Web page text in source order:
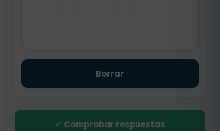
Borrar
✓ Comprobar respuestas